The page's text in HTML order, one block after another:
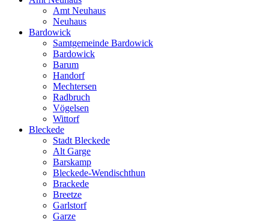
Amt Neuhaus
Neuhaus
Bardowick
Samtgemeinde Bardowick
Bardowick
Barum
Handorf
Mechtersen
Radbruch
Vögelsen
Wittorf
Bleckede
Stadt Bleckede
Alt Garge
Barskamp
Bleckede-Wendischthun
Brackede
Breetze
Garlstorf
Garze